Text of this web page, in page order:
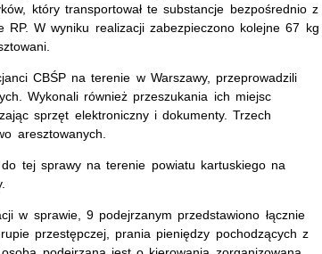
który transportował te substancje bezpośrednio z
W wyniku realizacji zabezpieczono kolejne 67 kg
CBŚP na terenie w Warszawy, przeprowadzili
Wykonali również przeszukania ich miejsc
sprzęt elektroniczny i dokumenty. Trzech
aresztowanych.
tej sprawy na terenie powiatu kartuskiego na
w sprawie, 9 podejrzanym przedstawiono łącznie
przestępczej, prania pieniędzy pochodzących z